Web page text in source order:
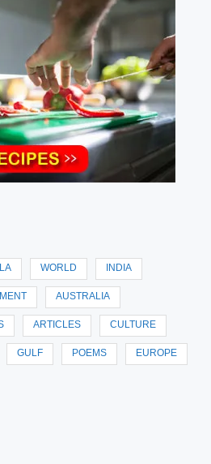
WORLD INDIA
AUSTRALIA
ARTICLES CULTURE
GULF POEMS EUROPE